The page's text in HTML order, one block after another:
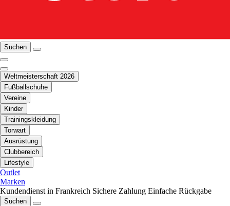
Suchen
Weltmeisterschaft 2026
Fußballschuhe
Vereine
Kinder
Trainingskleidung
Torwart
Ausrüstung
Clubbereich
Lifestyle
Outlet
Marken
Kundendienst in Frankreich Sichere Zahlung Einfache Rückgabe
Suchen